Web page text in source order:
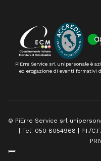
PiErre Service srl unipersonale è
ed erogazione di eventi formativi
© PiErre Service srl
| Tel. 050 8054968 | P.I./